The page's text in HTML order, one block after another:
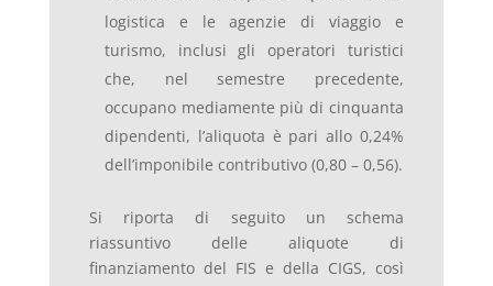
logistica e le agenzie di viaggio e
turismo, inclusi gli operatori turistici
che, nel semestre precedente,
occupano mediamente più di cinquanta
dipendenti, l’aliquota è pari allo 0,24%
dell’imponibile contributivo (0,80 – 0,56).
Si riporta di seguito un schema
riassuntivo delle aliquote di
finanziamento del FIS e della CIGS, così